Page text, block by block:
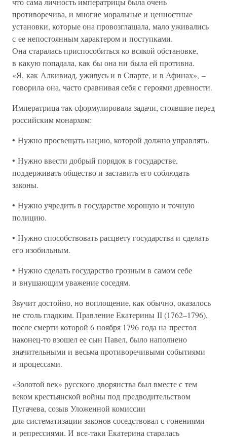
противоречива, и многие моральные и ценностные
установки, которые она провозглашала, мало уживались
с ее непостоянным характером и поступками.
Она старалась приспособиться ко всякой обстановке,
в какую попадала, как бы она ни была ей противна.
«Я, как Алкивиад, уживусь и в Спарте, и в Афинах», –
говорила она, часто сравнивая себя с героями древности.
Императрица так сформулировала задачи, стоявшие перед
российским монархом:
• Нужно просвещать нацию, которой должно управлять.
• Нужно ввести добрый порядок в государстве,
поддерживать общество и заставить его соблюдать
законы.
• Нужно учредить в государстве хорошую и точную
полицию.
• Нужно способствовать расцвету государства и сделать
его изобильным.
• Нужно сделать государство грозным в самом себе
и внушающим уважение соседям.
Звучит достойно, но воплощение, как обычно, оказалось
не столь гладким. Правление Екатерины II (1762–1796),
после смерти которой 6 ноября 1796 года на престол
наконец-то взошел ее сын Павел, было наполнено
значительными и весьма противоречивыми событиями
и процессами.
«Золотой век» русского дворянства был вместе с тем
веком крестьянской войны под предводительством
Пугачева, созыв Уложенной комиссии
для систематизации законов соседствовал с гонениями
и репрессиями. И все-таки Екатерина старалась